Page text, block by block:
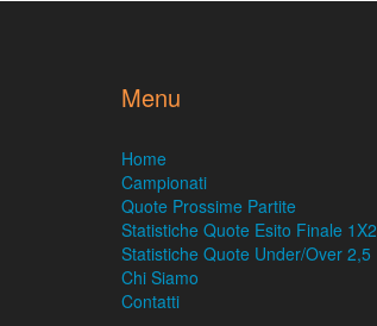
Menu
Home
Campionati
Quote Prossime Partite
Statistiche Quote Esito Finale 1X2
Statistiche Quote Under/Over 2,5
Chi Siamo
Contatti